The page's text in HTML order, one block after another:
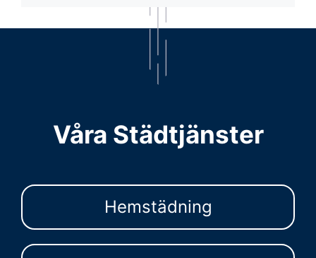
Våra Städtjänster
Hemstädning